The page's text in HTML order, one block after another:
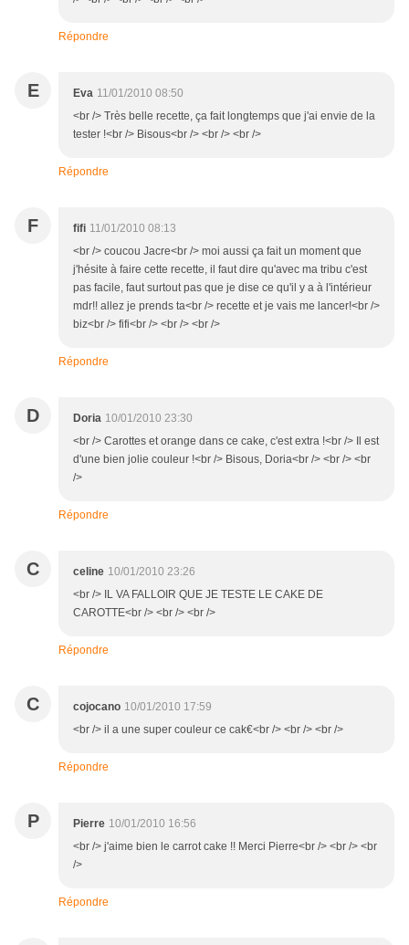
Répondre
E Eva 11/01/2010 08:50
<br /> Très belle recette, ça fait longtemps que j'ai envie de la
tester !<br /> Bisous<br /> <br /> <br />
Répondre
F fifi 11/01/2010 08:13
<br /> coucou Jacre<br /> moi aussi ça fait un moment que
j'hésite à faire cette recette, il faut dire qu'avec ma tribu c'est
pas facile, faut surtout pas que je dise ce qu'il y a à l'intérieur
mdr!! allez je prends ta<br /> recette et je vais me lancer!<br />
biz<br /> fifi<br /> <br /> <br />
Répondre
D Doria 10/01/2010 23:30
<br /> Carottes et orange dans ce cake, c'est extra !<br /> Il est
d'une bien jolie couleur !<br /> Bisous, Doria<br /> <br /> <br
/>
Répondre
C celine 10/01/2010 23:26
<br /> IL VA FALLOIR QUE JE TESTE LE CAKE DE
CAROTTE<br /> <br /> <br />
Répondre
C cojocano 10/01/2010 17:59
<br /> il a une super couleur ce cak€<br /> <br /> <br />
Répondre
P Pierre 10/01/2010 16:56
<br /> j'aime bien le carrot cake !! Merci Pierre<br /> <br /> <br
/>
Répondre